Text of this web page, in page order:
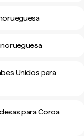
Unidos para
para Coroa